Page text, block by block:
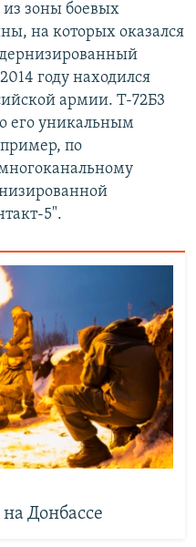
зоны боевых
на которых оказался
году находился
армии. Т-72Б3
его уникальным
по
5".
Донбассе